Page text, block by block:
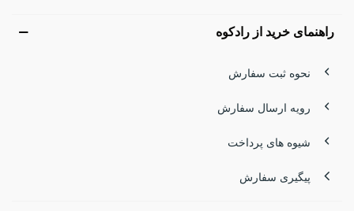
راهنمای خرید از رادکوه
نحوه ثبت سفارش
رویه ارسال سفارش
شیوه های پرداخت
پیگیری سفارش